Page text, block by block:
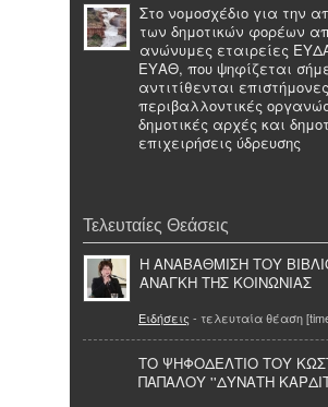
Στο νομοσχέδιο για την
των δημοτικών φορέων
ανώνυμες εταιρείες
ΕΥΑΘ, που ψηφίζεται
αντιτίθενται
περιβαλλοντικές
δημοτικές αρχές και
επιχειρήσεις ύδρευσης
Τελευταίες Θεάσεις
Η ΑΝΑΒΑΘΜΙΣΗ ΤΟΥ
ΑΝΑΓΚΗ ΤΗΣ ΚΟΙΝΩΝΙΑΣ
Ειδήσεις - τελευταία θέαση
ΤΟ ΨΗΦΟΔΕΛΤΙΟ ΤΟΥ
ΠΑΠΑΛΟΥ ''ΔΥΝΑΤΗ